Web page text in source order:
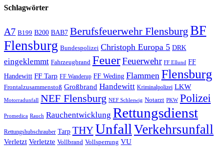
Schlagwörter
A7 B199 B200 BAB7 Berufsfeuerwehr Flensburg BF
Flensburg Bundespolizei Christoph Europa 5 DRK
eingeklemmt Fahrzeugbrand FeuerFeuerwehr FF Ellund FF
Handewitt FF Tarp FF Wanderup FF Weding Flammen Flensburg
Frontalzusammenstoß Großbrand Handewitt Kriminalpolizei LKW
Motorradunfall NEF Flensburg NEF Schleswig Notarzt PKW Polizei
Promedica Rauch Rauchentwicklung Rettungsdienst
Rettungshubschrauber Tarp THYUnfall Verkehrsunfall
Verletzt Verletzte Vollbrand Vollsperrung VU